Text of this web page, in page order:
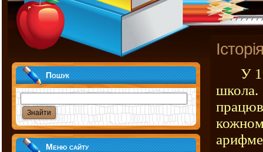
Пошук
Меню сайту
У